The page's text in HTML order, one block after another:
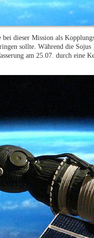
dieser Mission als
sollte. Während die
am 25.07. durch eine